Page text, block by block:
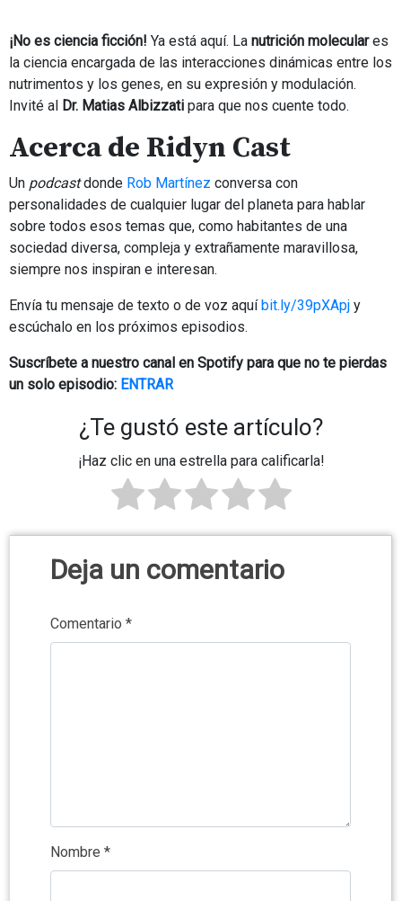
¡No es ciencia ficción! Ya está aquí. La nutrición moleculares
la ciencia encargada de las interacciones dinámicas entre los
nutrimentos y los genes, en su expresión y modulación.
Invité al Dr. Matias Albizzati para que nos cuente todo.
Acerca de Ridyn Cast
Un podcastdonde Rob Martínez conversa con
personalidades de cualquier lugar del planeta para hablar
sobre todos esos temas que, como habitantes de una
sociedad diversa, compleja y extrañamente maravillosa,
siempre nos inspiran e interesan.
Envía tu mensaje de texto o de voz aquíbit.ly/39pXApj y
escúchalo en los próximos episodios.
Suscríbete a nuestro canal en Spotify para que no te pierdas
un solo episodio: ENTRAR
¿Te gustó este artículo?
¡Haz clic en una estrella para calificarla!
Deja un comentario
Comentario *
Nombre *